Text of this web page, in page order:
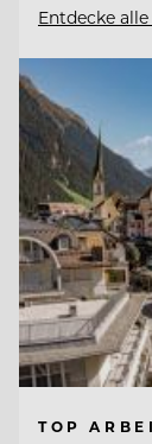
Entdecke
TOP